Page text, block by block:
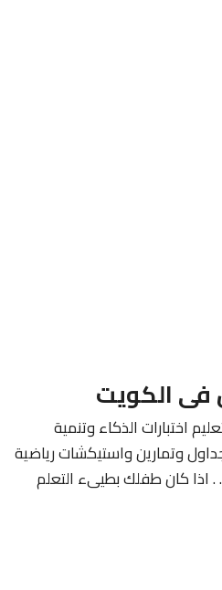
فى الكويت
اختبارات الذكاء وتنمية
وتمارين واستيكشات رياضية
اذا كان طفلك بطيىء التعلم